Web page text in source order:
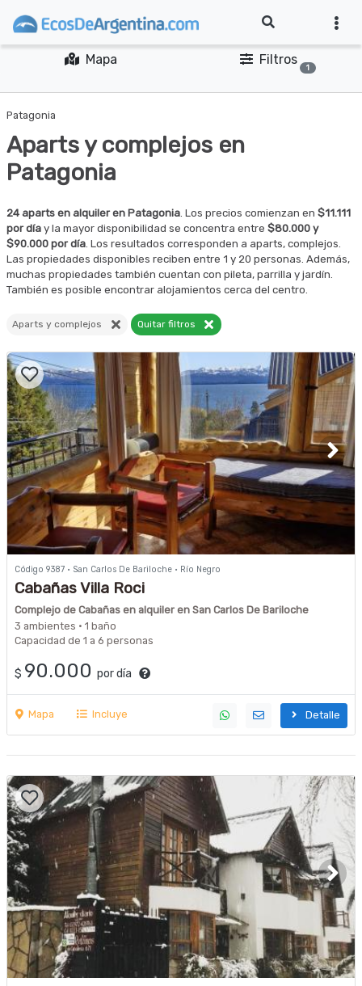
Mapa Filtros
1
Patagonia
Aparts y complejos en
Patagonia
24 aparts en alquiler en Patagonia. Los precios comienzan en $11.111
por día y la mayor disponibilidad se concentra entre $80.000 y
$90.000 por día. Los resultados corresponden a aparts, complejos.
Las propiedades disponibles reciben entre 1 y 20 personas. Además,
muchas propiedades también cuentan con pileta, parrilla y jardín.
También es posible encontrar alojamientos cerca del centro.
Aparts y complejos Quitar filtros
Código 9387 · San Carlos De Bariloche · Río Negro
Cabañas Villa Roci
Complejo de Cabañas en alquiler en San Carlos De Bariloche
3 ambientes · 1 baño
Capacidad de 1 a 6 personas
$ 90.000 por día
Mapa Incluye Detalle